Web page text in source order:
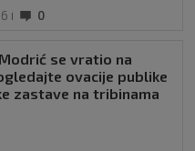
0
se vratio na
ovacije publike
zastave na tribinama